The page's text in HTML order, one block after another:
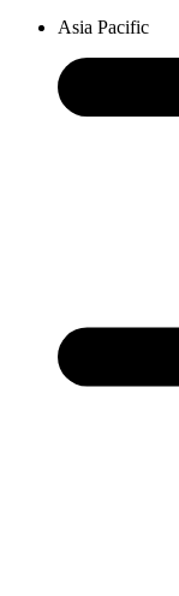
Asia Pacific